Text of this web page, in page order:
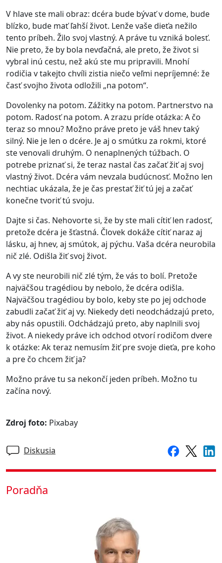
V hlave ste mali obraz: dcéra bude bývať v dome, bude
blízko, bude mať ľahší život. Lenže vaše dieťa nežilo
tento príbeh. Žilo svoj vlastný. A práve tu vzniká bolesť.
Nie preto, že by bola nevďačná, ale preto, že život si
vybral inú cestu, než akú ste mu pripravili. Mnohí
rodičia v takejto chvíli zistia niečo veľmi nepríjemné: že
časť svojho života odložili „na potom“.
Dovolenky na potom. Zážitky na potom. Partnerstvo na
potom. Radosť na potom. A zrazu príde otázka: A čo
teraz so mnou? Možno práve preto je váš hnev taký
silný. Nie je len o dcére. Je aj o smútku za rokmi, ktoré
ste venovali druhým. O nenaplnených túžbach. O
potrebe priznať si, že teraz nastal čas začať žiť aj svoj
vlastný život. Dcéra vám nevzala budúcnosť. Možno len
nechtiac ukázala, že je čas prestať žiť tú jej a začať
konečne tvoriť tú svoju.
Dajte si čas. Nehovorte si, že by ste mali cítiť len radosť,
pretože dcéra je šťastná. Človek dokáže cítiť naraz aj
lásku, aj hnev, aj smútok, aj pýchu. Vaša dcéra neurobila
nič zlé. Odišla žiť svoj život.
A vy ste neurobili nič zlé tým, že vás to bolí. Pretože
najväčšou tragédiou by nebolo, že dcéra odišla.
Najväčšou tragédiou by bolo, keby ste po jej odchode
zabudli začať žiť aj vy. Niekedy deti neodchádzajú preto,
aby nás opustili. Odchádzajú preto, aby naplnili svoj
život. A niekedy práve ich odchod otvorí rodičom dvere
k otázke: Ak teraz nemusím žiť pre svoje dieťa, pre koho
a pre čo chcem žiť ja?
Možno práve tu sa nekončí jeden príbeh. Možno tu
začína nový.
Zdroj foto: Pixabay
Diskusia
Poradňa